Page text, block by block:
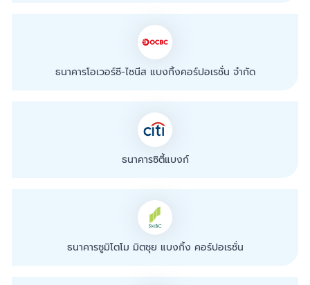
ธนาคารโอเวอร์ซี-ไชนีส แบงกิ้งคอร์ปอเรชั่น จำกัด
ธนาคารซิตี้แบงก์
ธนาคารซูมิโตโม มิตซุย แบงกิ้ง คอร์ปอเรชั่น